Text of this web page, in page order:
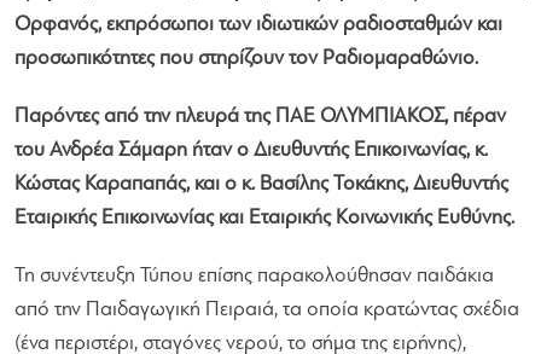
Ορφανός, εκπρόσωποι των ιδιωτικών ραδιοσταθμών και
προσωπικότητες που στηρίζουν τον Ραδιομαραθώνιο.
Παρόντες από την πλευρά της ΠΑΕ ΟΛΥΜΠΙΑΚΟΣ, πέραν
του Ανδρέα Σάμαρη ήταν ο Διευθυντής Επικοινωνίας, κ.
Κώστας Καραπαπάς, και ο κ. Βασίλης Τοκάκης, Διευθυντής
Εταιρικής Επικοινωνίας και Εταιρικής Κοινωνικής Ευθύνης.
Τη συνέντευξη Τύπου επίσης παρακολούθησαν παιδάκια
από την Παιδαγωγική Πειραιά, τα οποία κρατώντας σχέδια
(ένα περιστέρι, σταγόνες νερού, το σήμα της ειρήνης),